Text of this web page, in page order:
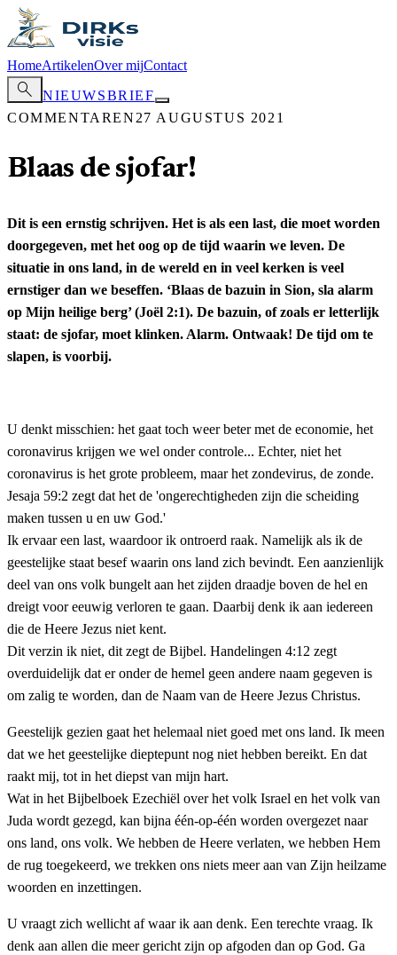
HomeArtikelenOver mijContact
search
NIEUWSBRIEF
COMMENTAREN 27 AUGUSTUS 2021
Blaas de sjofar!
Dit is een ernstig schrijven. Het is als een last, die moet worden
doorgegeven, met het oog op de tijd waarin we leven. De
situatie in ons land, in de wereld en in veel kerken is veel
ernstiger dan we beseffen. ‘Blaas de bazuin in Sion, sla alarm
op Mijn heilige berg’ (Joël 2:1). De bazuin, of zoals er letterlijk
staat: de sjofar, moet klinken. Alarm. Ontwaak! De tijd om te
slapen, is voorbij.
U denkt misschien: het gaat toch weer beter met de economie, het
coronavirus krijgen we wel onder controle... Echter, niet het
coronavirus is het grote probleem, maar het zondevirus, de zonde.
Jesaja 59:2 zegt dat het de 'ongerechtigheden zijn die scheiding
maken tussen u en uw God.'
Ik ervaar een last, waardoor ik ontroerd raak. Namelijk als ik de
geestelijke staat besef waarin ons land zich bevindt. Een aanzienlijk
deel van ons volk bungelt aan het zijden draadje boven de hel en
dreigt voor eeuwig verloren te gaan. Daarbij denk ik aan iedereen
die de Heere Jezus niet kent.
Dit verzin ik niet, dit zegt de Bijbel. Handelingen 4:12 zegt
overduidelijk dat er onder de hemel geen andere naam gegeven is
om zalig te worden, dan de Naam van de Heere Jezus Christus.
Geestelijk gezien gaat het helemaal niet goed met ons land. Ik meen
dat we het geestelijke dieptepunt nog niet hebben bereikt. En dat
raakt mij, tot in het diepst van mijn hart.
Wat in het Bijbelboek Ezechiël over het volk Israel en het volk van
Juda wordt gezegd, kan bijna één-op-één worden overgezet naar
ons land, ons volk. We hebben de Heere verlaten, we hebben Hem
de rug toegekeerd, we trekken ons niets meer aan van Zijn heilzame
woorden en inzettingen.
U vraagt zich wellicht af waar ik aan denk. Een terechte vraag. Ik
denk aan allen die meer gericht zijn op afgoden dan op God. Ga